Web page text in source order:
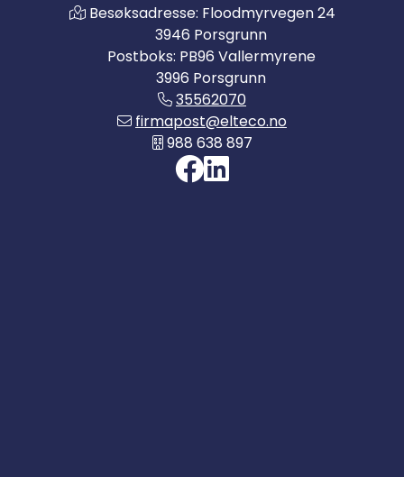
Besøksadresse: Floodmyrvegen 24
3946 Porsgrunn
Postboks: PB96 Vallermyrene
3996 Porsgrunn
35562070
firmapost@elteco.no
988 638 897